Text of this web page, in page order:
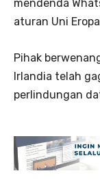
mendenda
aturan Uni
Pihak
Irlandia telah
perlindungan